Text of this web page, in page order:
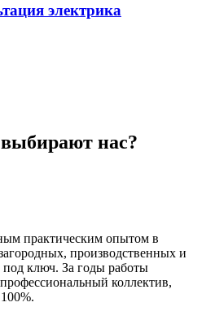
электрика
нас?
практическим опытом в
производственных и
ключ. За годы работы
коллектив,